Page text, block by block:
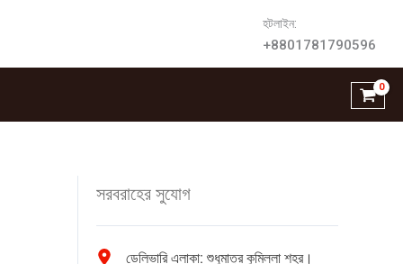
হটলাইন:
+8801781790596
সরবরাহের সুযোগ
ডেলিভারি এলাকা: শুধুমাত্র কুমিল্লা শহর।